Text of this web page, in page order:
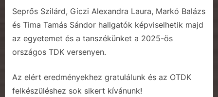
Seprős Szilárd, Giczi Alexandra Laura, Markó Balázs
és Tima Tamás Sándor hallgatók képviselhetik majd
az egyetemet és a tanszékünket a 2025-ös
országos TDK versenyen.
Az elért eredményekhez gratulálunk és az OTDK
felkészüléshez sok sikert kívánunk!